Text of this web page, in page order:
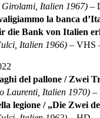
Italien 1967) –
la banca
die Bank von Italien
Italien 1966) – VHS
del pallone / Zwei
Laurenti, Italien 1970) –
legione / „Die Zwei